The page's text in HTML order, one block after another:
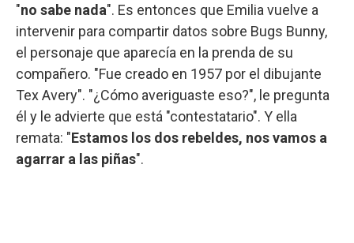
"no sabe nada". Es entonces que Emilia vuelve a
intervenir para compartir datos sobre Bugs Bunny,
el personaje que aparecía en la prenda de su
compañero. "Fue creado en 1957 por el dibujante
Tex Avery". "¿Cómo averiguaste eso?", le pregunta
él y le advierte que está "contestatario". Y ella
remata: "Estamos los dos rebeldes, nos vamos a
agarrar a las piñas".